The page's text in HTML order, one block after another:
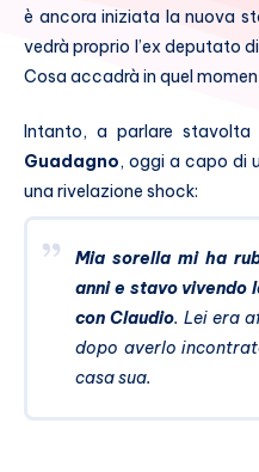
è ancora iniziata la nuova
vedrà proprio l’ex deputato
Cosa accadrà in quel
Intanto, a parlare stavolta
Guadagno, oggi a capo di
una rivelazione shock:
Mia sorella mi ha
anni e stavo vivendo
con Claudio. Lei era
dopo averlo
casa sua.